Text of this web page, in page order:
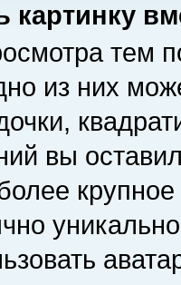
картинку
тем
из них
вы